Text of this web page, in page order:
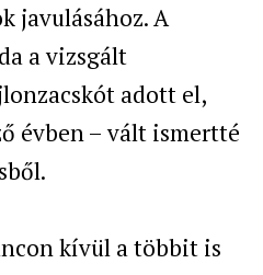
javulásához.A
a vizsgált
adott el,
évben – vált ismertté
kívül a többit is